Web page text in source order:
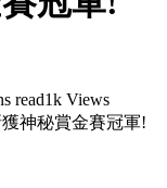
read1k Views